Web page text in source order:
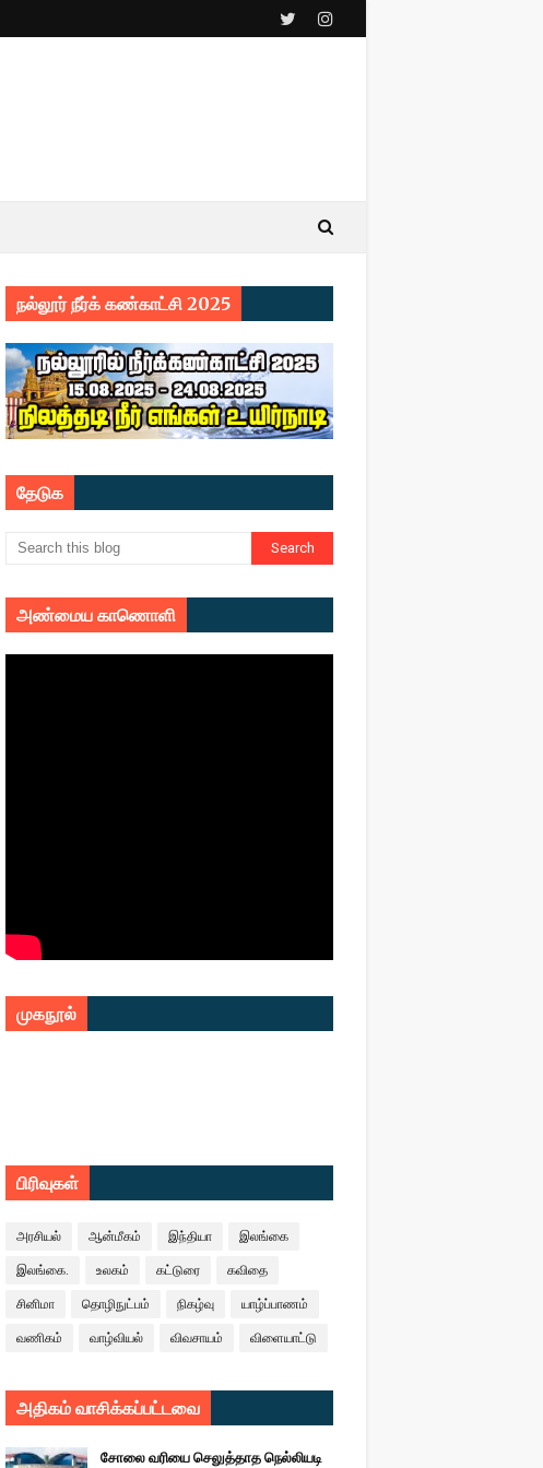
நல்லூர் நீர்க் கண்காட்சி 2025
தேடுக
அண்மைய காணொளி
முகநூல்
பிரிவுகள்
அரசியல் ஆன்மீகம் இந்தியா இலங்கை
இலங்கை. உலகம் கட்டுரை கவிதை
சினிமா தொழிநுட்பம் நிகழ்வு யாழ்ப்பாணம்
வணிகம் வாழ்வியல் விவசாயம் விளையாட்டு
அதிகம் வாசிக்கப்பட்டவை
சோலை வரியை செலுத்தாத நெல்லியடி